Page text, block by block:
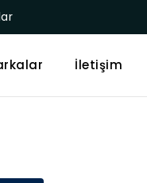
İletişim